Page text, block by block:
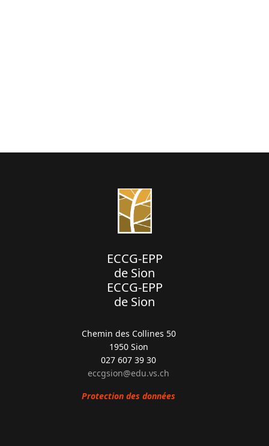
ECCG-EPP
de Sion
ECCG-EPP
de Sion
Chemin des Collines 50
1950 Sion
027 607 39 30
eccgsion@edu.vs.ch
Protection des données